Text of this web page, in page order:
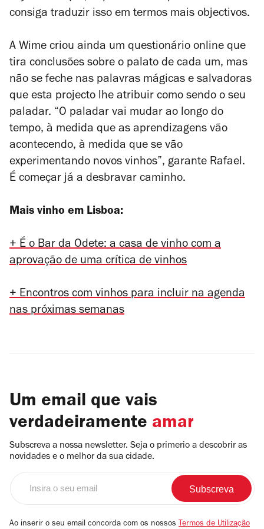
consiga traduzir isso em termos mais objectivos.
A Wime criou ainda um questionário online que
tira conclusões sobre o palato de cada um, mas
não se feche nas palavras mágicas e salvadoras
que esta projecto lhe atribuir como sendo o seu
paladar. “O paladar vai mudar ao longo do
tempo, à medida que as aprendizagens vão
acontecendo, à medida que se vão
experimentando novos vinhos”, garante Rafael.
É começar já a desbravar caminho.
Mais vinho em Lisboa:
+ É o Bar da Odete: a casa de vinho com a
aprovação de uma crítica de vinhos
+ Encontros com vinhos para incluir na agenda
nas próximas semanas
Um email que vais
verdadeiramente amar
Subscreva a nossa newsletter. Seja o primerio a descobrir as
novidades e o melhor da sua cidade.
email
Ao inserir o seu email concorda com os nossos Termos de Utilização